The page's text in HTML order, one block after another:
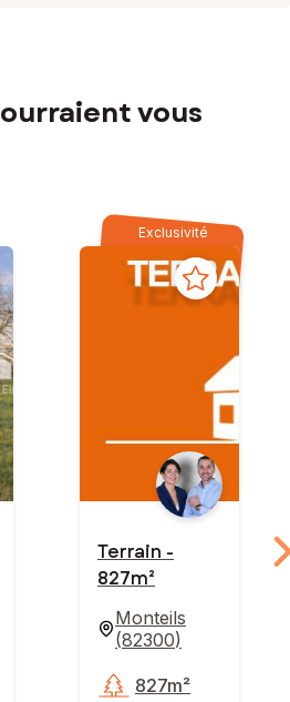
vous
Exclusivité
Terrain -
827m²
Monteils
(82300)
827m²